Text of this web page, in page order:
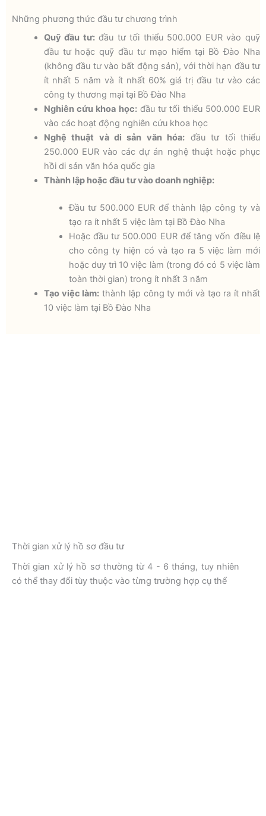
Những phương thức đầu tư chương trình
Quỹ đầu tư:đầu tư tối thiểu 500.000 EUR vào quỹ
đầu tư hoặc quỹ đầu tư mạo hiểm tại Bồ Đào Nha
(không đầu tư vào bất động sản), với thời hạn đầu tư
ít nhất 5 năm và ít nhất 60% giá trị đầu tư vào các
công ty thương mại tại Bồ Đào Nha
Nghiên cứu khoa học:đầu tư tối thiểu 500.000 EUR
vào các hoạt động nghiên cứu khoa học
Nghệ thuật và di sản văn hóa: đầu tư tối thiểu
250.000 EUR vào các dự án nghệ thuật hoặc phục
hồi di sản văn hóa quốc gia
Thành lập hoặc đầu tư vào doanh nghiệp:
Đầu tư 500.000 EUR để thành lập công ty và
tạo ra ít nhất 5 việc làm tại Bồ Đào Nha
Hoặc đầu tư 500.000 EUR để tăng vốn điều lệ
cho công ty hiện có và tạo ra 5 việc làm mới
hoặc duy trì 10 việc làm (trong đó có 5 việc làm
toàn thời gian) trong ít nhất 3 năm
Tạo việc làm: thành lập công ty mới và tạo ra ít nhất
10 việc làm tại Bồ Đào Nha
Thời gian xử lý hồ sơ đầu tư
Thời gian xử lý hồ sơ thường từ 4 - 6 tháng, tuy nhiên
có thể thay đổi tùy thuộc vào từng trường hợp cụ thể